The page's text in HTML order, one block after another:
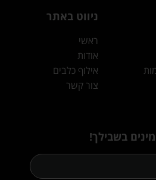
ניווט באתר
ראשי
אודות
אילוף כלבים
צור קשר
בשבילך!